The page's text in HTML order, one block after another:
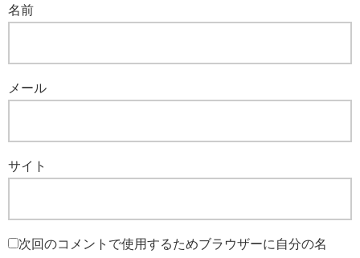
名前
メール
サイト
次回のコメントで使用するためブラウザーに自分の名